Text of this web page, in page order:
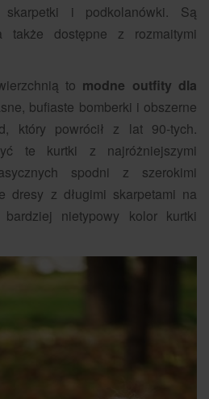
i podkolanówki. Są
także dostępne z rozmaitymi
to modne outfity dla
bufiaste bomberki i obszerne
który powrócił z lat 90-tych.
te kurtki z najróżniejszymi
spodni z szerokimi
dresy z długimi skarpetami na
nietypowy kolor kurtki